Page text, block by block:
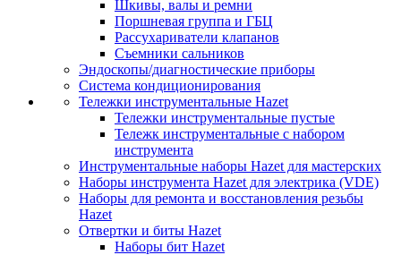
Шкивы, валы и ремни
Поршневая группа и ГБЦ
Рассухариватели клапанов
Съемники сальников
Эндоскопы/диагностические приборы
Система кондиционирования
Тележки инструментальные Hazet
Тележки инструментальные пустые
Тележк инструментальные с набором
инструмента
Инструментальные наборы Hazet для мастерских
Наборы инструмента Hazet для электрика (VDE)
Наборы для ремонта и восстановления резьбы
Hazet
Отвертки и биты Hazet
Наборы бит Hazet